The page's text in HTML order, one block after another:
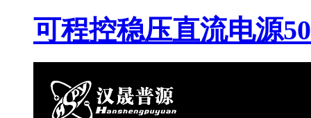
可程控稳压直流电源